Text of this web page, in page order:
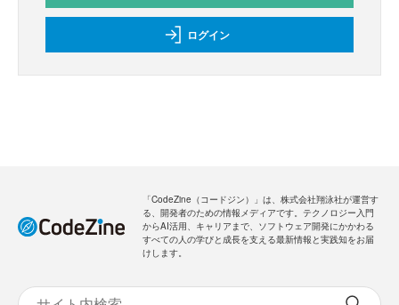
新規会員登録 無料
ログイン